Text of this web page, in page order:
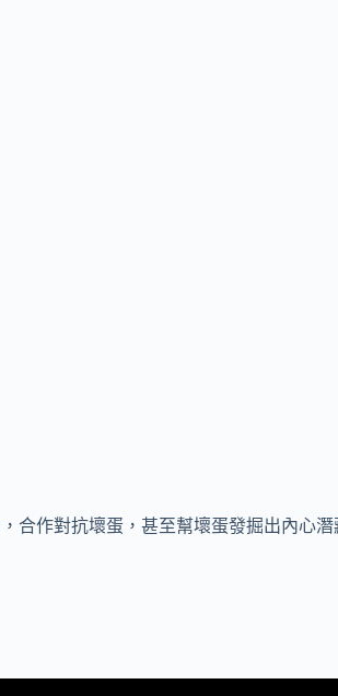
合作對抗壞蛋，甚至幫壞蛋發掘出內心潛